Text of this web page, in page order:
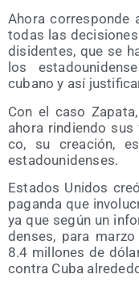
Aho­ra corres­pon­de
todas las
disi­den­tes, que se
los
cubano y así
Con el caso
aho­ra rin­dien­do
co, su crea­ción,
estadounidenses.
Esta­dos Uni­dos
pa­gan­da que
ya que según un
den­ses, para
8.4 millo­nes de
con­tra Cuba